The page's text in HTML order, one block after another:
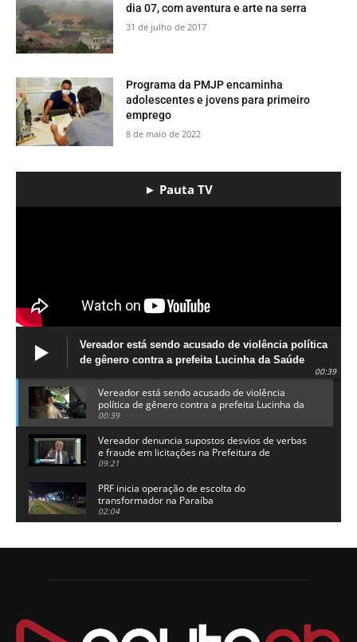
dia 07, com aventura e arte na serra
31 de julho de 2017
​Programa da PMJP encaminha
adolescentes e jovens para primeiro
emprego
8 de maio de 2022
► Pauta TV
Vereador está sendo acusado de violência política
de gênero contra a prefeita Lucinha da Saúde
00:39
Vereador está sendo acusado de violência
política de gênero contra a prefeita Lucinha da
Saúde
00:39
Vereador denuncia supostos desvios de verbas
e fraude em licitações na Prefeitura de
Alhandra
09:21
PRF inicia operação de escolta do
transformador na Paraíba
02:04
candidatura a governador da Paraíba
Chapa dos sonhos: Cícero agradece a Galdino,
Arthur Lira parabeniza Karla Pimentel por sua